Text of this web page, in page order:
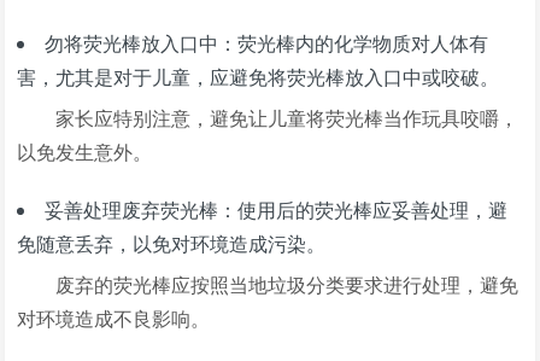
勿将荧光棒放入口中：荧光棒内的化学物质对人体有
害，尤其是对于儿童，应避免将荧光棒放入口中或咬破。
家长应特别注意，避免让儿童将荧光棒当作玩具咬嚼，
以免发生意外。
妥善处理废弃荧光棒：使用后的荧光棒应妥善处理，避
免随意丢弃，以免对环境造成污染。
废弃的荧光棒应按照当地垃圾分类要求进行处理，避免
对环境造成不良影响。